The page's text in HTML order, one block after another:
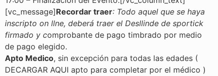
[vc_message]Recordar traer: Todo aquel que se haya
inscripto on llne, deberá traer el Desllinde de sportick
firmado y comprobante de pago timbrado por medio
de pago elegido.
Apto Medico, sin excepción para todas las edades (
DECARGAR AQUI apto para completar por el médico )